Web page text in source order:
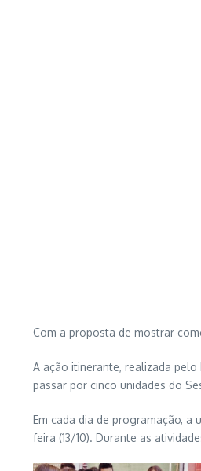
Com a proposta de mostrar
A ação itinerante, realizada
passar por cinco unidades do
Em cada dia de programação,
feira (13/10). Durante as